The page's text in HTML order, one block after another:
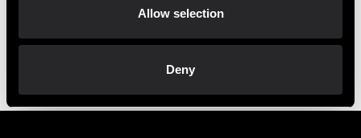
Allow selection
Deny
Afhentes i butik
Bestil og afhent i nærmeste butik